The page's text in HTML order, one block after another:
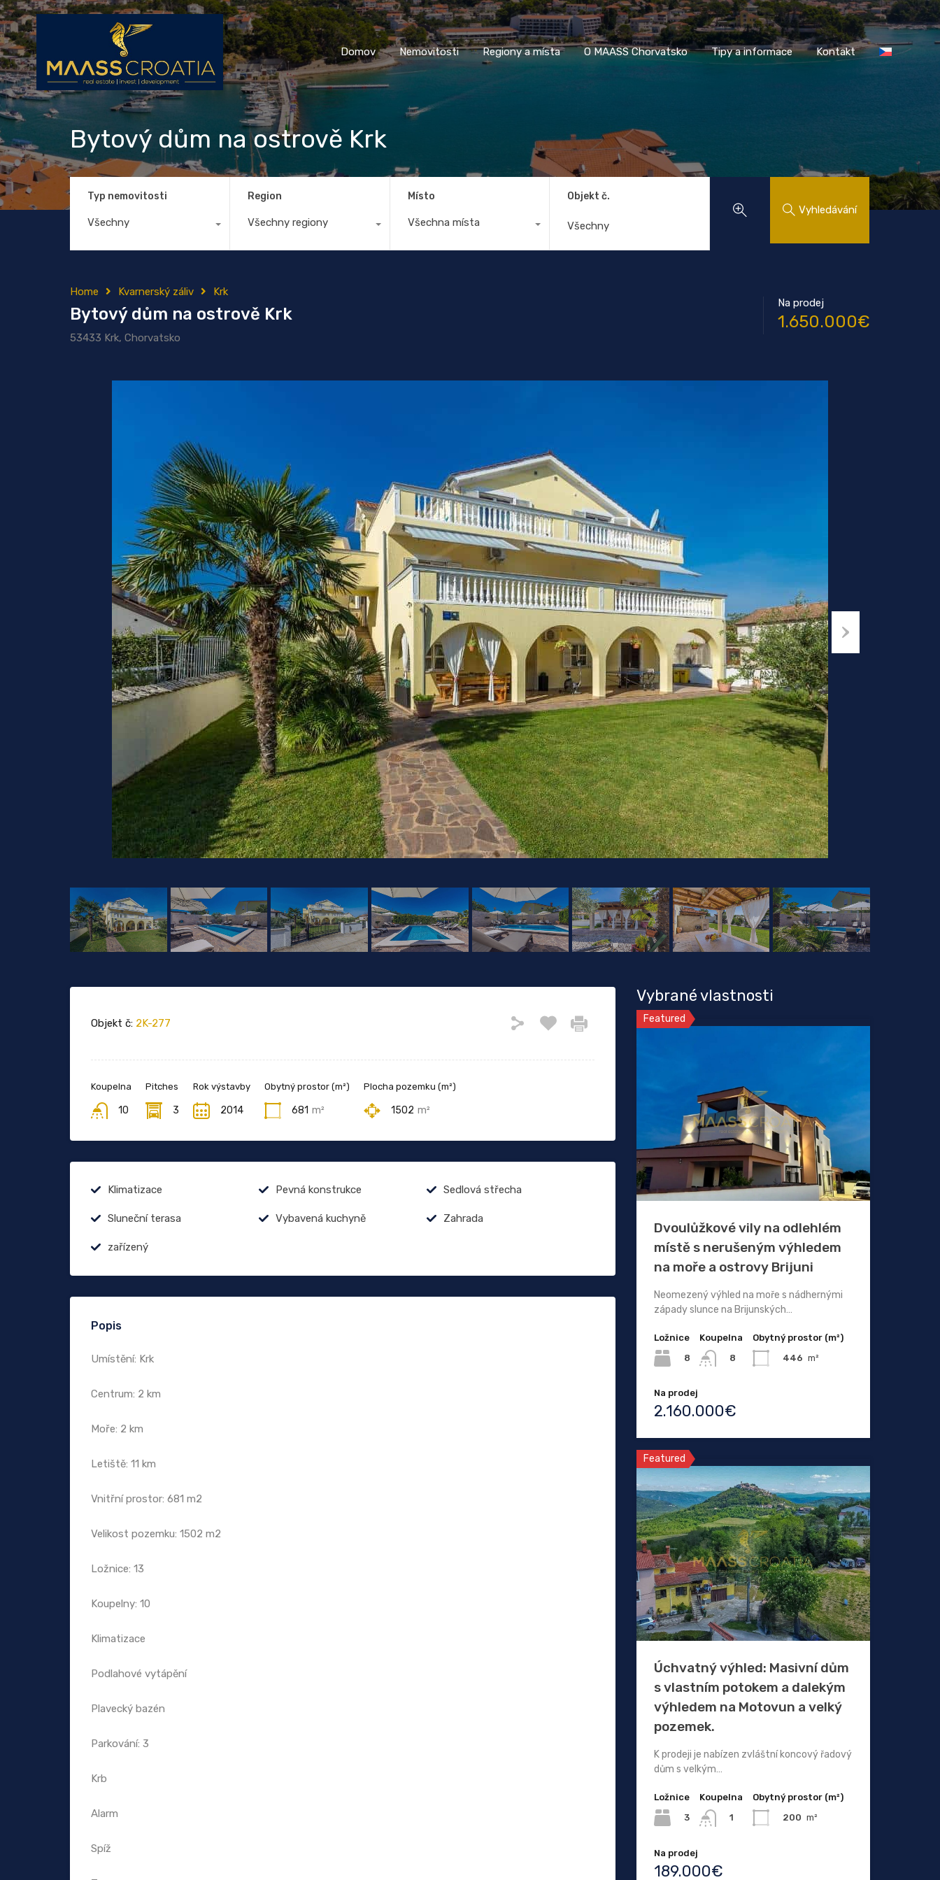
Domov Nemovitosti Regiony a místa O MAASS Chorvatsko Tipy a informace Kontakt
Domov Nemovitosti Regiony a místa O MAASS Chorvatsko Tipy a informace Kontakt
Bytový dům na ostrově Krk
Typ nemovitosti
Všechny
Region
Všechny regiony
Místo
Všechna místa
Objekt č.
Vyhledávání
Home Kvarnerský záliv Krk
Bytový dům na ostrově Krk
53433 Krk, Chorvatsko
Na prodej
1.650.000€
Objekt č: 2K-277
Koupelna
10
Pitches
3
Rok výstavby
2014
Obytný prostor (m²)
681 m²
Plocha pozemku (m²)
1502 m²
Klimatizace Pevná konstrukce Sedlová střecha
Sluneční terasa Vybavená kuchyně Zahrada
zařízený
Popis
Umístění: Krk
Centrum: 2 km
Moře: 2 km
Letiště: 11 km
Vnitřní prostor: 681 m2
Velikost pozemku: 1502 m2
Ložnice: 13
Koupelny: 10
Klimatizace
Podlahové vytápění
Plavecký bazén
Parkování: 3
Krb
Alarm
Spíž
Vybrané vlastnosti
Featured
Dvoulůžkové vily na odlehlém
místě s nerušeným výhledem
na moře a ostrovy Brijuni
Neomezený výhled na moře s nádhernými
západy slunce na Brijunských…
Ložnice
8
Koupelna
8
Obytný prostor (m²)
446 m²
Na prodej
2.160.000€
Featured
Úchvatný výhled: Masivní dům
s vlastním potokem a dalekým
výhledem na Motovun a velký
pozemek.
K prodeji je nabízen zvláštní koncový řadový
dům s velkým…
Ložnice
3
Koupelna
1
Obytný prostor (m²)
200 m²
Na prodej
189.000€